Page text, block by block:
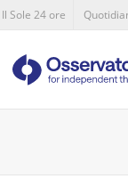
Il Sole 24 ore